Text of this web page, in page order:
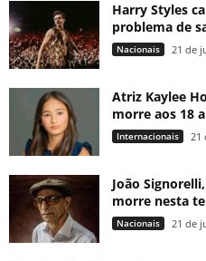
Harry Styles
problema de
Nacionais 21 de
Atriz Kaylee
morre aos 18
Internacionais 21
João
morre nesta
Nacionais 21 de